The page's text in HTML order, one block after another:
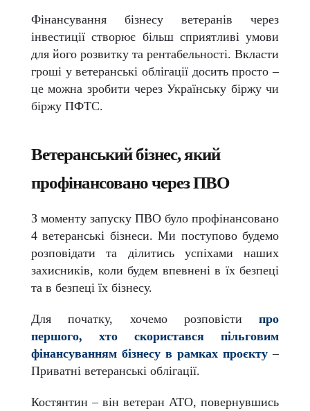
Фінансування бізнесу ветеранів через
інвестиції створює більш сприятливі умови
для його розвитку та рентабельності. Вкласти
гроші у ветеранські облігації досить просто –
це можна зробити через Українську біржу чи
біржу ПФТС.
Ветеранський бізнес, який
профінансовано через ПВО
З моменту запуску ПВО було профінансовано
4 ветеранські бізнеси. Ми поступово будемо
розповідати та ділитись успіхами наших
захисників, коли будем впевнені в їх безпеці
та в безпеці їх бізнесу.
Для початку, хочемо розповісти про
першого, хто скористався пільговим
фінансуванням бізнесу в рамках проєкту –
Приватні ветеранські облігації.
Костянтин – він ветеран АТО, повернувшись